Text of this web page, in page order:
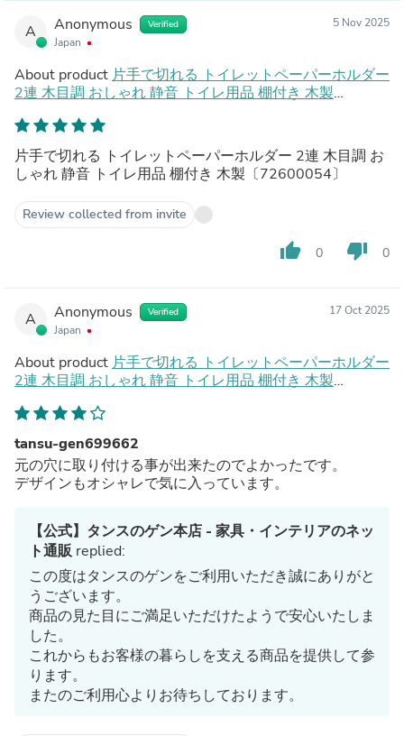
A Anonymous Verified
Japan
5 Nov 2025
About product 片手で切れる トイレットペーパーホルダー
2連 木目調 おしゃれ 静音 トイレ用品 棚付き 木製
片手で切れる トイレットペーパーホルダー 2連 木目調 お
しゃれ 静音 トイレ用品 棚付き 木製〔72600054〕
Review collected from invite
thumb_up 0 thumb_down 0
A Anonymous Verified
Japan
17 Oct 2025
About product 片手で切れる トイレットペーパーホルダー
2連 木目調 おしゃれ 静音 トイレ用品 棚付き 木製
tansu-gen699662
元の穴に取り付ける事が出来たのでよかったです。
デザインもオシャレで気に入っています。
【公式】タンスのゲン本店 - 家具・インテリアのネッ
ト通販replied:
この度はタンスのゲンをご利用いただき誠にありがと
うございます。
商品の見た目にご満足いただけたようで安心いたしま
した。
これからもお客様の暮らしを支える商品を提供して参
ります。
またのご利用心よりお待ちしております。